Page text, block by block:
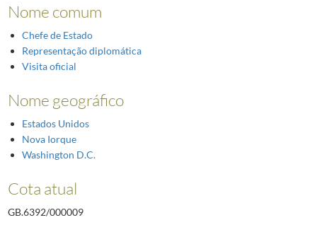
Nome comum
Chefe de Estado
Representação diplomática
Visita oficial
Nome geográfico
Estados Unidos
Nova Iorque
Washington D.C.
Cota atual
GB.6392/000009